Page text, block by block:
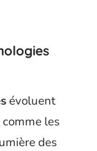
évoluent
les
des